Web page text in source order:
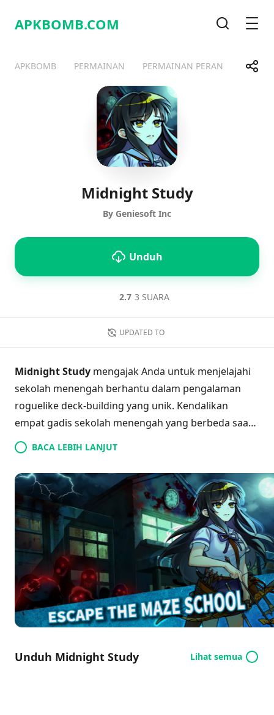
APKBOMB.COM
APKBOMB PERMAINAN PERMAINAN PERAN
TelegramFacebook
Midnight Study
By Geniesoft Inc
Unduh
2.7 3 SUARA
UPDATED TO
Midnight Study mengajak Anda untuk menjelajahi
sekolah menengah berhantu dalam pengalaman
roguelike deck-building yang unik. Kendalikan
empat gadis sekolah menengah yang berbeda saat
mereka membangkitkan roh melalui ritual yang
berani. Manfaatkan mekanik slingshot yang inovatif
untuk memantulkan proyektil dan mengalahkan
musuh menakutkan yang berakar pada cerita rakyat
Korea. Dengan lebih dari 100 jimat dan 80 relik yang
tersedia, setiap petualangan menjanjikan strategi
dan tantangan baru. Rasakan kemajuan karakter
yang mendebarkan saat Anda menjelajahi labirin
penuh dengan ujian yang tak terduga. Apakah Anda
siap untuk menghadapi roh gelap yang
bersembunyi di dalamnya? Bergabunglah dalam
studi tengah malam dan lepaskan kepiawaian
BACA LEBIH LANJUT
Unduh Midnight Study Lihat semua